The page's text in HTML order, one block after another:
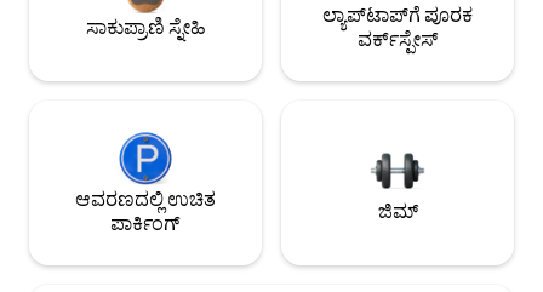
ಸಾಕುಪ್ರಾಣಿ ಸ್ನೇಹಿ
ಲ್ಯಾಪ್‌ಟಾಪ್‌ಗೆ ಪೂರಕ
ವರ್ಕ್‌ಸ್ಪೇಸ್
ಆವರಣದಲ್ಲಿ ಉಚಿತ
ಪಾರ್ಕಿಂಗ್
ಜಿಮ್